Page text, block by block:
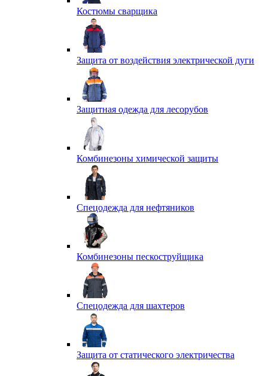
Костюмы сварщика
Защита от воздействия электрической дуги
Защитная одежда для лесорубов
Комбинезоны химической защиты
Спецодежда для нефтяников
Комбинезоны пескоструйщика
Спецодежда для шахтеров
Защита от статического электричества